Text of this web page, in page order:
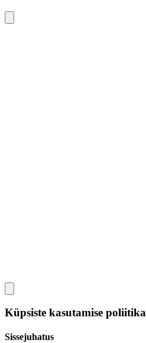
Küpsiste kasutamise poliitika
Sissejuhatus